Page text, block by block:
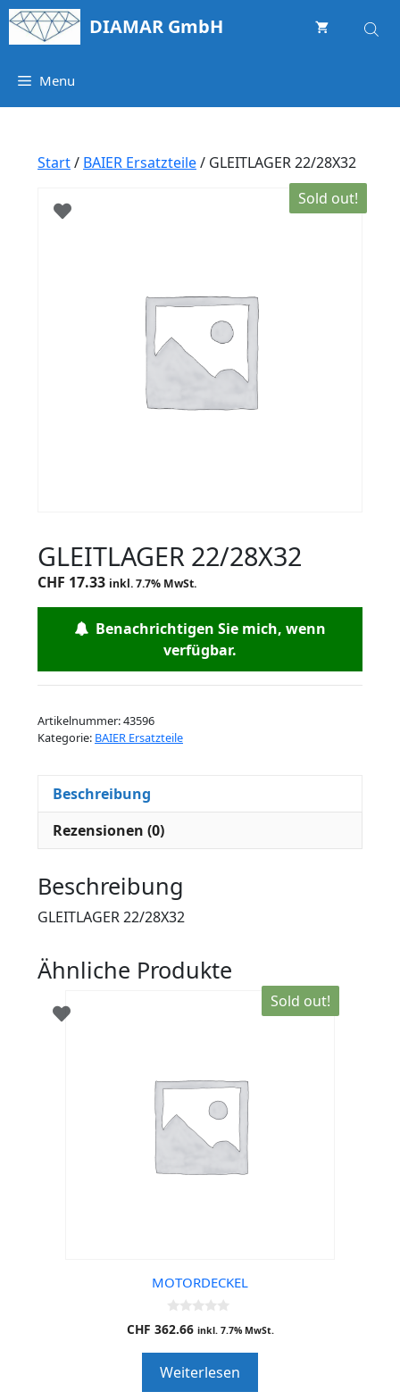
Springe
zum
DIAMAR GmbH
Menu
Start/ BAIER Ersatzteile/ GLEITLAGER 22/28X32
Sold out!
GLEITLAGER 22/28X32
CHF 17.33 inkl. 7.7% MwSt.
Benachrichtigen Sie mich, wenn
verfügbar.
Artikelnummer:43596
Kategorie: BAIER Ersatzteile
Beschreibung
Rezensionen (0)
Beschreibung
GLEITLAGER 22/28X32
Ähnliche Produkte
Sold out!
MOTORDECKEL
0
o
o
f
5
CHF 362.66 inkl. 7.7% MwSt.
Weiterlesen